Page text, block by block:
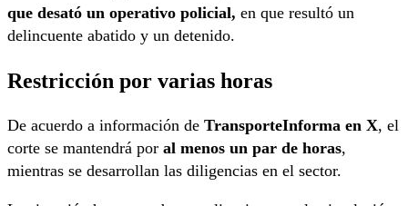
que desató un operativo policial, en que resultó un
delincuente abatido y un detenido.
Restricción por varias horas
De acuerdo a información de TransporteInforma en X, el
corte se mantendrá por al menos un par de horas,
mientras se desarrollan las diligencias en el sector.